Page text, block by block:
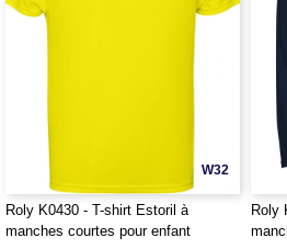
W32
Roly K0430 - T-shirt Estoril à
manches courtes pour enfant
Roly